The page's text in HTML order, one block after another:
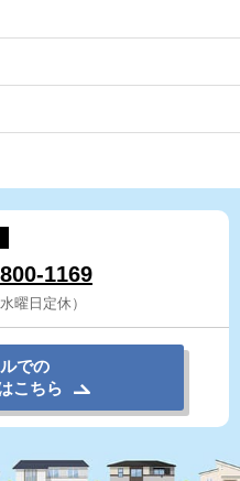
1169
曜日定休）
での
こちら